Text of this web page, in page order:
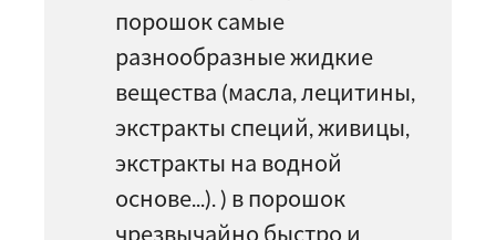
порошок самые
разнообразные жидкие
вещества (масла, лецитины,
экстракты специй, живицы,
экстракты на водной
основе...). ) в порошок
чрезвычайно быстро и